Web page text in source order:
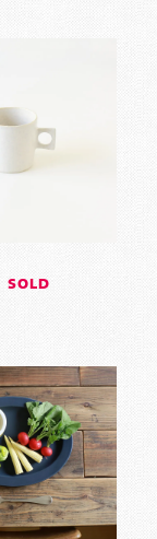
SOLD